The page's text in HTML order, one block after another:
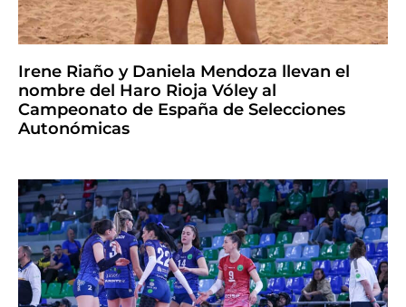
Irene Riaño y Daniela Mendoza llevan el
nombre del Haro Rioja Vóley al
Campeonato de España de Selecciones
Autonómicas